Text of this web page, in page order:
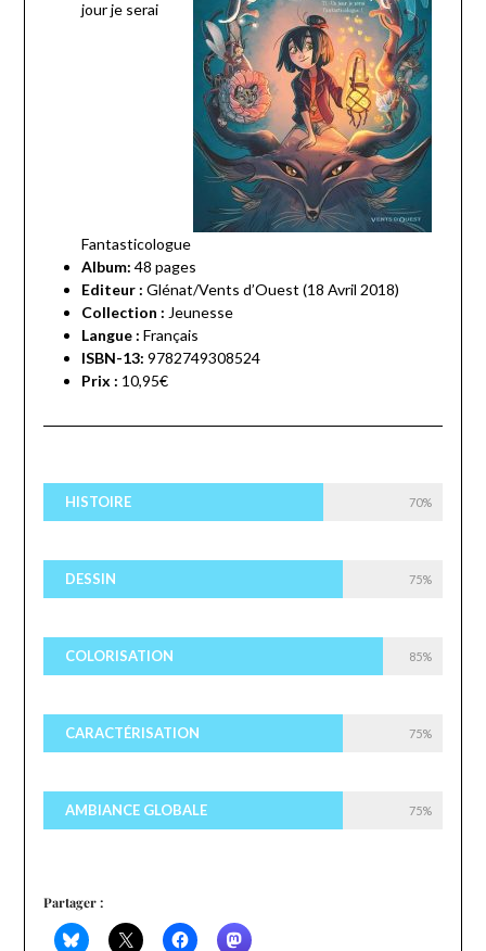
jour je serai
Fantasticologue
Album: 48 pages
Editeur : Glénat/Vents d’Ouest (18 Avril 2018)
Collection : Jeunesse
Langue : Français
ISBN-13: 9782749308524
Prix : 10,95€
HISTOIRE 70%
DESSIN 75%
COLORISATION 85%
CARACTÉRISATION 75%
AMBIANCE GLOBALE 75%
Partager :